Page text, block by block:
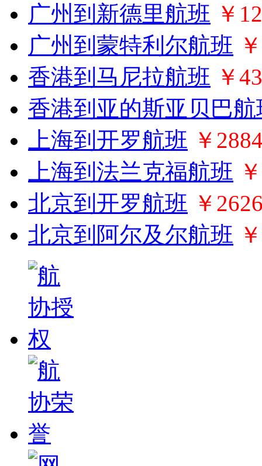
广州到新德里航班 ￥
广州到蒙特利尔航班
香港到马尼拉航班 ￥
香港到亚的斯亚贝巴航
上海到开罗航班 ￥
上海到法兰克福航班
北京到开罗航班 ￥
北京到阿尔及尔航班